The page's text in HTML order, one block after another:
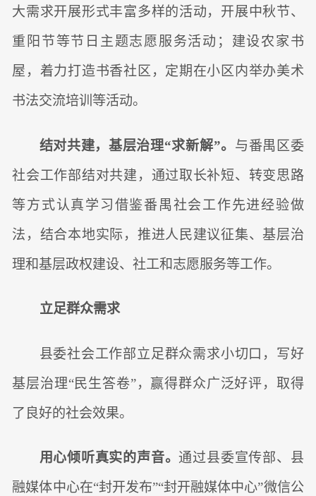
大需求开展形式丰富多样的活动，开展中秋节、
重阳节等节日主题志愿服务活动；建设农家书
屋，着力打造书香社区，定期在小区内举办美术
书法交流培训等活动。
结对共建，基层治理“求新解”。 与番禺区委
社会工作部结对共建，通过取长补短、转变思路
等方式认真学习借鉴番禺社会工作先进经验做
法，结合本地实际，推进人民建议征集、基层治
理和基层政权建设、社工和志愿服务等工作。
立足群众需求
县委社会工作部立足群众需求小切口，写好
基层治理“民生答卷”，赢得群众广泛好评，取得
了良好的社会效果。
用心倾听真实的声音。通过县委宣传部、县
融媒体中心在“封开发布”“封开融媒体中心”微信公